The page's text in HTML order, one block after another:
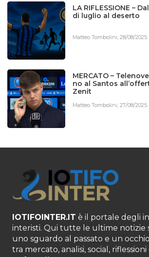
LA RIFLESSIONE –
di luglio al deserto
Matteo Tombolini,28/08/2025
MERCATO –
no al Santos
Zenit
Matteo Tombolini,27/08/2025
IOTIFOINTER.IT è il portale degli
interisti. Qui tutte le ultime notizie
uno sguardo al passato e un
tra mercato, analisi, social,